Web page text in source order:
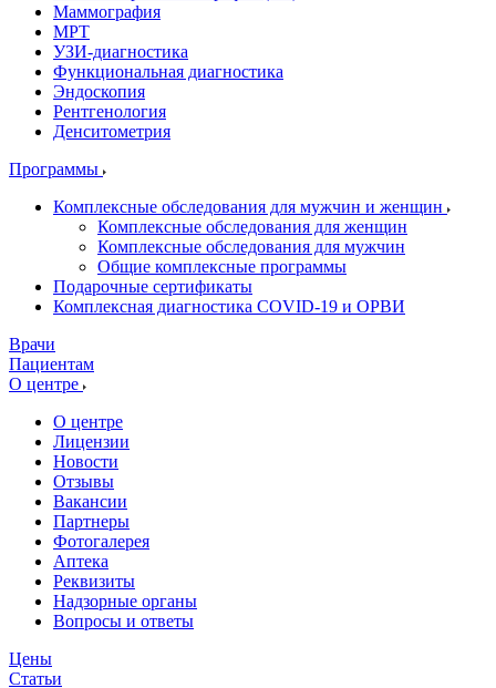
Маммография
МРТ
УЗИ-диагностика
Функциональная диагностика
Эндоскопия
Рентгенология
Денситометрия
Программы
Комплексные обследования для мужчин и женщин
Комплексные обследования для женщин
Комплексные обследования для мужчин
Общие комплексные программы
Подарочные сертификаты
Комплексная диагностика COVID-19 и ОРВИ
Врачи
Пациентам
О центре
О центре
Лицензии
Новости
Отзывы
Вакансии
Партнеры
Фотогалерея
Аптека
Реквизиты
Надзорные органы
Вопросы и ответы
Цены
Статьи